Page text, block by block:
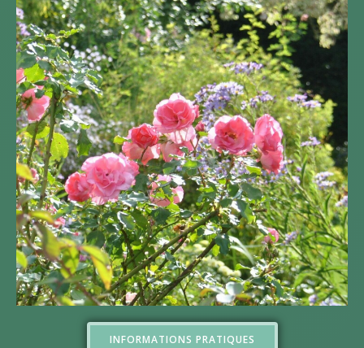
INFORMATIONS PRATIQUES